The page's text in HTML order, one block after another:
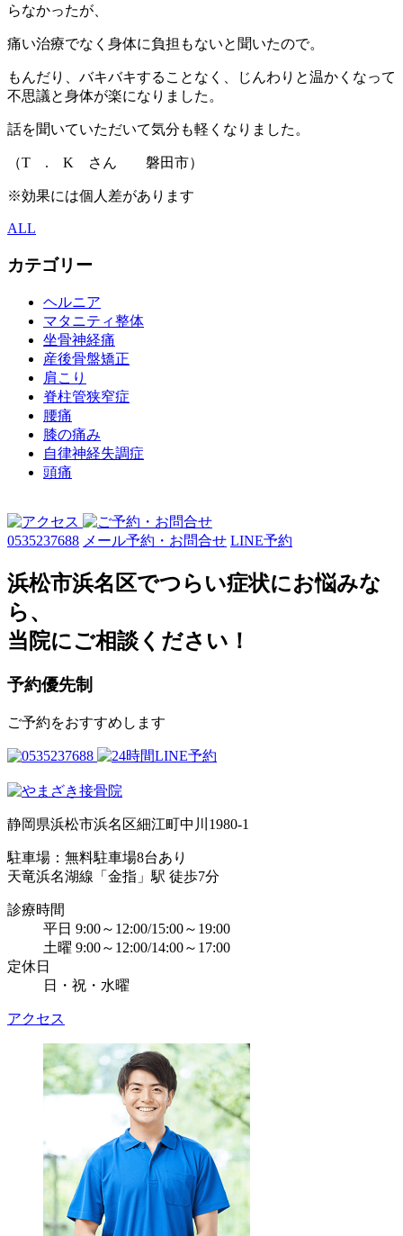
らなかったが、
痛い治療でなく身体に負担もないと聞いたので。
もんだり、バキバキすることなく、じんわりと温かくなって
不思議と身体が楽になりました。
話を聞いていただいて気分も軽くなりました。
（T . K さん 磐田市）
※効果には個人差があります
ALL
カテゴリー
ヘルニア
マタニティ整体
坐骨神経痛
産後骨盤矯正
肩こり
脊柱管狭窄症
腰痛
膝の痛み
自律神経失調症
頭痛
0535237688 メール予約・お問合せ LINE予約
浜松市浜名区でつらい症状にお悩みな
ら、
当院にご相談ください！
予約優先制
ご予約をおすすめします
静岡県浜松市浜名区細江町中川1980-1
駐車場：無料駐車場8台あり
天竜浜名湖線「金指」駅 徒歩7分
診療時間
平日 9:00～12:00/15:00～19:00
土曜 9:00～12:00/14:00～17:00
定休日
日・祝・水曜
アクセス